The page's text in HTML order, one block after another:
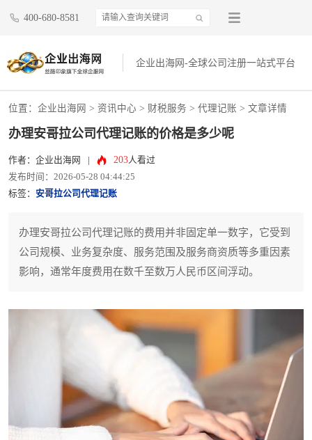
400-680-8581
企业出海网-全球公司注册一站式平台
位置： 企业出海网 > 资讯中心 > 财税服务 > 代理记账 > 文章详情
办理安哥拉公司代理记账的价格是多少呢
作者：企业出海网 203人看过
发布时间：2026-05-28 04:44:25
标签： 安哥拉公司代理记账
办理安哥拉公司代理记账的费用并非固定单一数字，它受到
公司规模、业务复杂度、服务范围及服务商资质等多重因素
影响，通常年度费用在数千至数万人民币区间浮动。